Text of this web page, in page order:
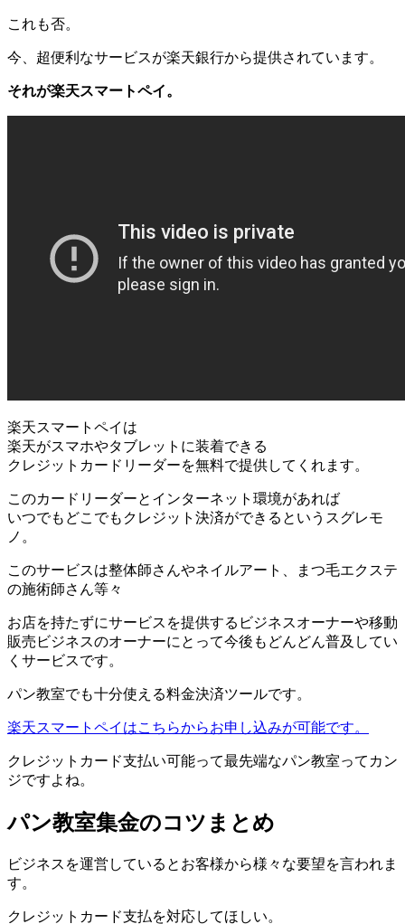
これも否。
今、超便利なサービスが楽天銀行から提供されています。
それが楽天スマートペイ。
楽天スマートペイは
楽天がスマホやタブレットに装着できる
クレジットカードリーダーを無料で提供してくれます。
このカードリーダーとインターネット環境があれば
いつでもどこでもクレジット決済ができるというスグレモ
ノ。
このサービスは整体師さんやネイルアート、まつ毛エクステ
の施術師さん等々
お店を持たずにサービスを提供するビジネスオーナーや移動
販売ビジネスのオーナーにとって今後もどんどん普及してい
くサービスです。
パン教室でも十分使える料金決済ツールです。
楽天スマートペイはこちらからお申し込みが可能です。
クレジットカード支払い可能って最先端なパン教室ってカン
ジですよね。
パン教室集金のコツまとめ
ビジネスを運営しているとお客様から様々な要望を言われま
す。
クレジットカード支払を対応してほしい。